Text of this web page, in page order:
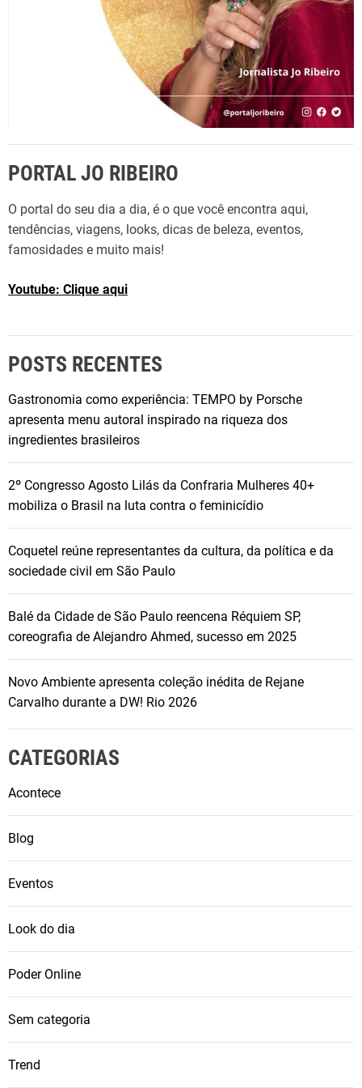
PORTAL JO RIBEIRO
O portal do seu dia a dia, é o que você encontra aqui,
tendências, viagens, looks, dicas de beleza, eventos,
famosidades e muito mais!
Youtube: Clique aqui
POSTS RECENTES
Gastronomia como experiência: TEMPO by Porsche
apresenta menu autoral inspirado na riqueza dos
ingredientes brasileiros
2º Congresso Agosto Lilás da Confraria Mulheres 40+
mobiliza o Brasil na luta contra o feminicídio
Coquetel reúne representantes da cultura, da política e da
sociedade civil em São Paulo
Balé da Cidade de São Paulo reencena Réquiem SP,
coreografia de Alejandro Ahmed, sucesso em 2025
Novo Ambiente apresenta coleção inédita de Rejane
Carvalho durante a DW! Rio 2026
CATEGORIAS
Acontece
Blog
Eventos
Look do dia
Poder Online
Sem categoria
Trend